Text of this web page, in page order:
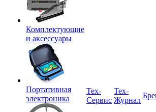
Комплектующие
и аксессуары
Портативная
электроника
Tex-
Сервис
Тех-
Журнал